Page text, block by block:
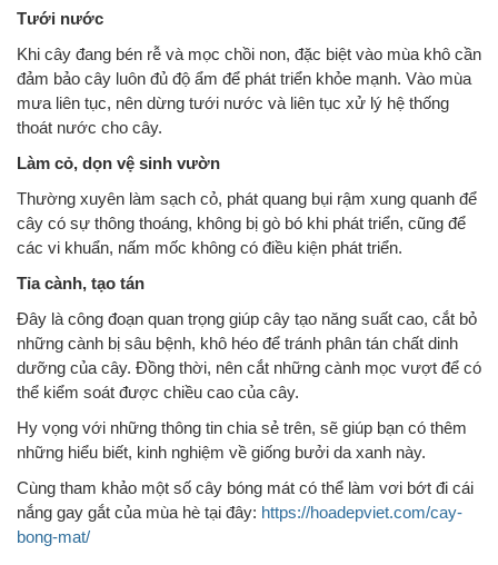
Tưới nước
Khi cây đang bén rễ và mọc chồi non, đặc biệt vào mùa khô cần
đảm bảo cây luôn đủ độ ẩm để phát triển khỏe mạnh. Vào mùa
mưa liên tục, nên dừng tưới nước và liên tục xử lý hệ thống
thoát nước cho cây.
Làm cỏ, dọn vệ sinh vườn
Thường xuyên làm sạch cỏ, phát quang bụi rậm xung quanh để
cây có sự thông thoáng, không bị gò bó khi phát triển, cũng để
các vi khuẩn, nấm mốc không có điều kiện phát triển.
Tỉa cành, tạo tán
Đây là công đoạn quan trọng giúp cây tạo năng suất cao, cắt bỏ
những cành bị sâu bệnh, khô héo để tránh phân tán chất dinh
dưỡng của cây. Đồng thời, nên cắt những cành mọc vượt để có
thể kiểm soát được chiều cao của cây.
Hy vọng với những thông tin chia sẻ trên, sẽ giúp bạn có thêm
những hiểu biết, kinh nghiệm về giống bưởi da xanh này.
Cùng tham khảo một số cây bóng mát có thể làm vơi bớt đi cái
nắng gay gắt của mùa hè tại đây: https://hoadepviet.com/cay-
bong-mat/